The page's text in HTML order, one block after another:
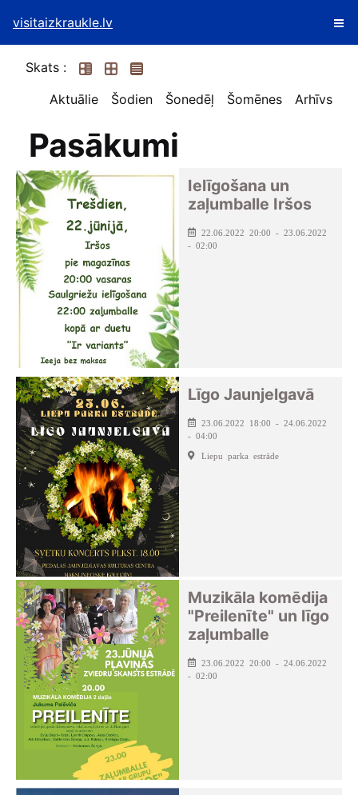
visitaizkraukle.lv
Skats :
Aktuālie
Šodien Šonedēļ Šomēnes Arhīvs
Pasākumi
Ielīgošana un
zaļumballe Iršos
22.06.2022 20:00 - 23.06.2022
- 02:00
Līgo Jaunjelgavā
23.06.2022 18:00 - 24.06.2022
- 04:00
Liepu parka estrāde
Muzikāla komēdija
"Preilenīte" un līgo
zaļumballe
23.06.2022 20:00 - 24.06.2022
- 02:00